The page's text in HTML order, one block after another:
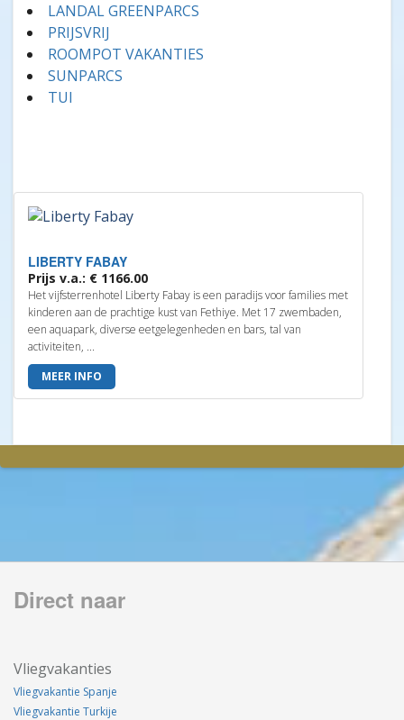
LANDAL GREENPARCS
PRIJSVRIJ
ROOMPOT VAKANTIES
SUNPARCS
TUI
LIBERTY FABAY
Prijs v.a.: € 1166.00
Het vijfsterrenhotel Liberty Fabay is een paradijs voor families met
kinderen aan de prachtige kust van Fethiye. Met 17 zwembaden,
een aquapark, diverse eetgelegenheden en bars, tal van
activiteiten, ...
MEER INFO
Direct naar
Vliegvakanties
Vliegvakantie Spanje
Vliegvakantie Turkije